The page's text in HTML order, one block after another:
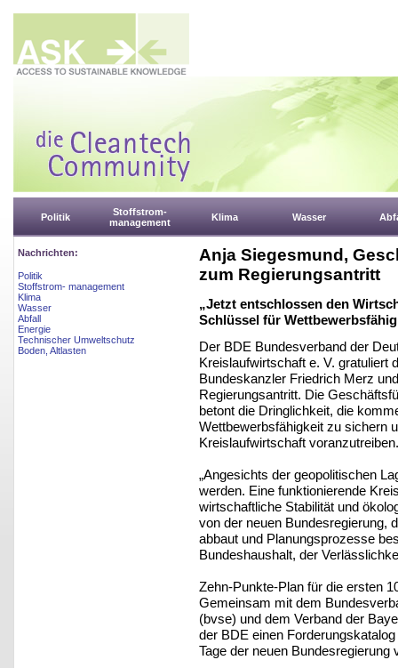
Politik
Stoffstrom-
management
Klima Wasser
Nachrichten:
Politik
Stoffstrom- management
Klima
Wasser
Abfall
Energie
Technischer Umweltschutz
Boden, Altlasten
Anja Siegesmund,
zum Regierungsantritt
„Jetzt entschlossen den
Schlüssel für
Der BDE Bundesverband der
Kreislaufwirtschaft e. V. gratuliert
Bundeskanzler Friedrich Merz
Regierungsantritt. Die
betont die Dringlichkeit, die
Wettbewerbsfähigkeit zu sichern
Kreislaufwirtschaft voranzutreiben.
„Angesichts der geopolitischen
werden. Eine funktionierende
wirtschaftliche Stabilität und
von der neuen Bundesregierung,
abbaut und Planungsprozesse
Bundeshaushalt, der
Zehn-Punkte-Plan für die ersten
Gemeinsam mit dem
(bvse) und dem Verband der
der BDE einen
Tage der neuen Bundesregierung